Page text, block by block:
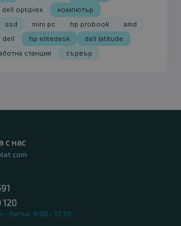
dell optiplex
компютър
ssd mini pc hp probook
amd
dell hp elitedesk
dell latitude
станция сървър
с нас
- Петък: 9:00 - 17:30